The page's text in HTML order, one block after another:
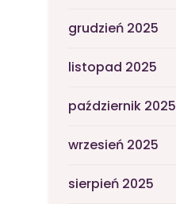
grudzień 2025
listopad 2025
październik 2025
wrzesień 2025
sierpień 2025